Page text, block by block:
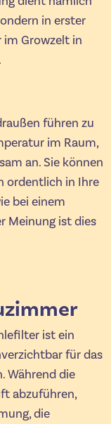
in erster
im Growzelt in
führen zu
im Raum,
an. Sie können
ordentlich in Ihre
bei einem
Meinung ist dies
ist ein
für das
Während die
abzuführen,
die